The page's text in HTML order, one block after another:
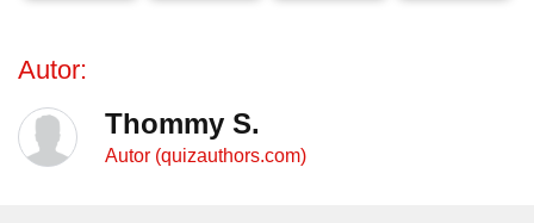
Autor:
Thommy S.
Autor (quizauthors.com)